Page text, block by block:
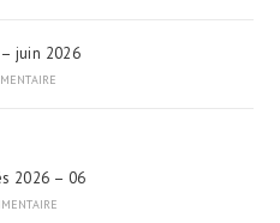
juin 2026
2026 – 06